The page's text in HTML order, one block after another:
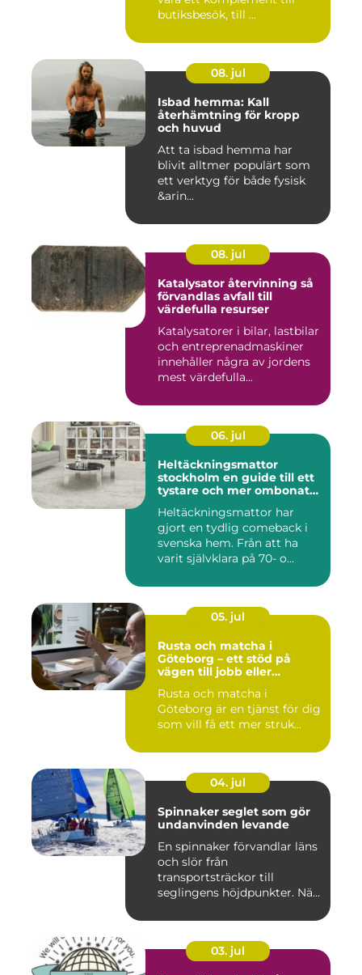
butiksbesök, till ...
08. jul
Isbad hemma: Kall
återhämtning för kropp
och huvud
Att ta isbad hemma har
blivit alltmer populärt som
ett verktyg för både fysisk
&arin...
08. jul
Katalysator återvinning så
förvandlas avfall till
värdefulla resurser
Katalysatorer i bilar, lastbilar
och entreprenadmaskiner
innehåller några av jordens
mest värdefulla...
06. jul
Heltäckningsmattor
stockholm en guide till ett
tystare och mer ombonat
Heltäckningsmattor har
gjort en tydlig comeback i
svenska hem. Från att ha
varit självklara på 70- o...
05. jul
Rusta och matcha i
Göteborg – ett stöd på
vägen till jobb eller
Rusta och matcha i
Göteborg är en tjänst för dig
som vill få ett mer struk...
04. jul
Spinnaker seglet som gör
undanvinden levande
En spinnaker förvandlar läns
och slör från
transportsträckor till
seglingens höjdpunkter. När
03. jul